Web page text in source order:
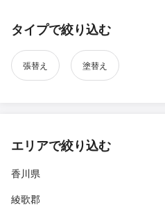
タイプで絞り込む
張替え 塗替え
エリアで絞り込む
香川県
綾歌郡